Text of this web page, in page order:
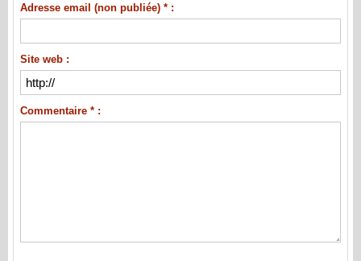
Adresse email (non publiée) * :
Site web :
Commentaire * :